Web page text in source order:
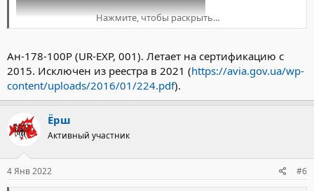
Нажмите, чтобы раскрыть...
Ан-178-100Р (UR-EXP, 001). Летает на сертификацию с
2015. Исключен из реестра в 2021 (https://avia.gov.ua/wp-
content/uploads/2016/01/224.pdf).
Ёрш
Активный участник
4 Янв 2022 #6